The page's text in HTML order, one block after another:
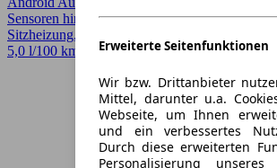
Erweiterte Seitenfunktionen
Wir bzw. Drittanbieter
Mittel, darunter u.a.
Webseite, um Ihnen
und ein verbessertes
Durch diese erweiterten
Personalisierung
Sensoren hinten, Fernlichtassistent, LED,
Sitzheizung, Spurhalteassistent,
5,0 l/100 km (komb.)* · CO2-Klasse C